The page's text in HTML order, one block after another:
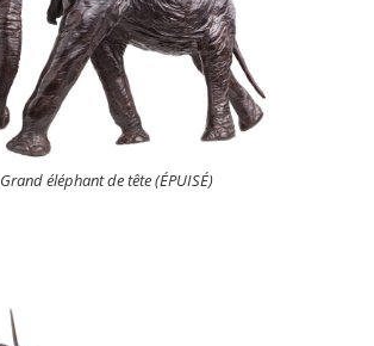
Grand éléphant de tête (ÉPUISÉ)